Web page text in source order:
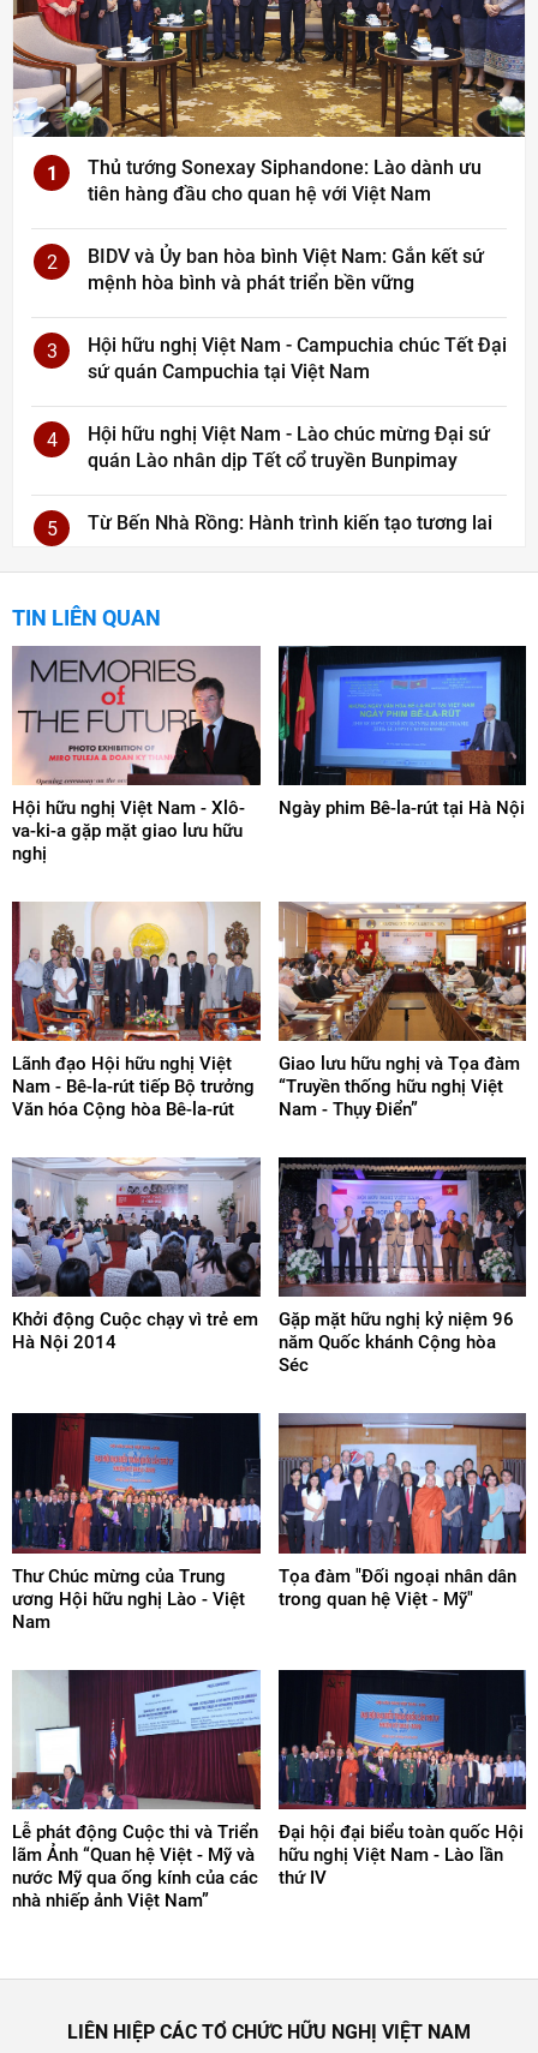
1
Thủ tướng Sonexay Siphandone: Lào dành ưu
tiên hàng đầu cho quan hệ với Việt Nam
2
BIDV và Ủy ban hòa bình Việt Nam: Gắn kết sứ
mệnh hòa bình và phát triển bền vững
3
Hội hữu nghị Việt Nam - Campuchia chúc Tết Đại
sứ quán Campuchia tại Việt Nam
4
Hội hữu nghị Việt Nam - Lào chúc mừng Đại sứ
quán Lào nhân dịp Tết cổ truyền Bunpimay
5 Từ Bến Nhà Rồng: Hành trình kiến tạo tương lai
TIN LIÊN QUAN
Hội hữu nghị Việt Nam - Xlô-
va-ki-a gặp mặt giao lưu hữu
nghị
Ngày phim Bê-la-rút tại Hà Nội
Lãnh đạo Hội hữu nghị Việt
Nam - Bê-la-rút tiếp Bộ trưởng
Văn hóa Cộng hòa Bê-la-rút
Giao lưu hữu nghị và Tọa đàm
“Truyền thống hữu nghị Việt
Nam - Thụy Điển”
Khởi động Cuộc chạy vì trẻ em
Hà Nội 2014
Gặp mặt hữu nghị kỷ niệm 96
năm Quốc khánh Cộng hòa
Séc
Thư Chúc mừng của Trung
ương Hội hữu nghị Lào - Việt
Nam
Tọa đàm "Đối ngoại nhân dân
trong quan hệ Việt - Mỹ"
Lễ phát động Cuộc thi và Triển
lãm Ảnh “Quan hệ Việt - Mỹ và
nước Mỹ qua ống kính của các
nhà nhiếp ảnh Việt Nam”
Đại hội đại biểu toàn quốc Hội
hữu nghị Việt Nam - Lào lần
thứ IV
LIÊN HIỆP CÁC TỔ CHỨC HỮU NGHỊ VIỆT NAM